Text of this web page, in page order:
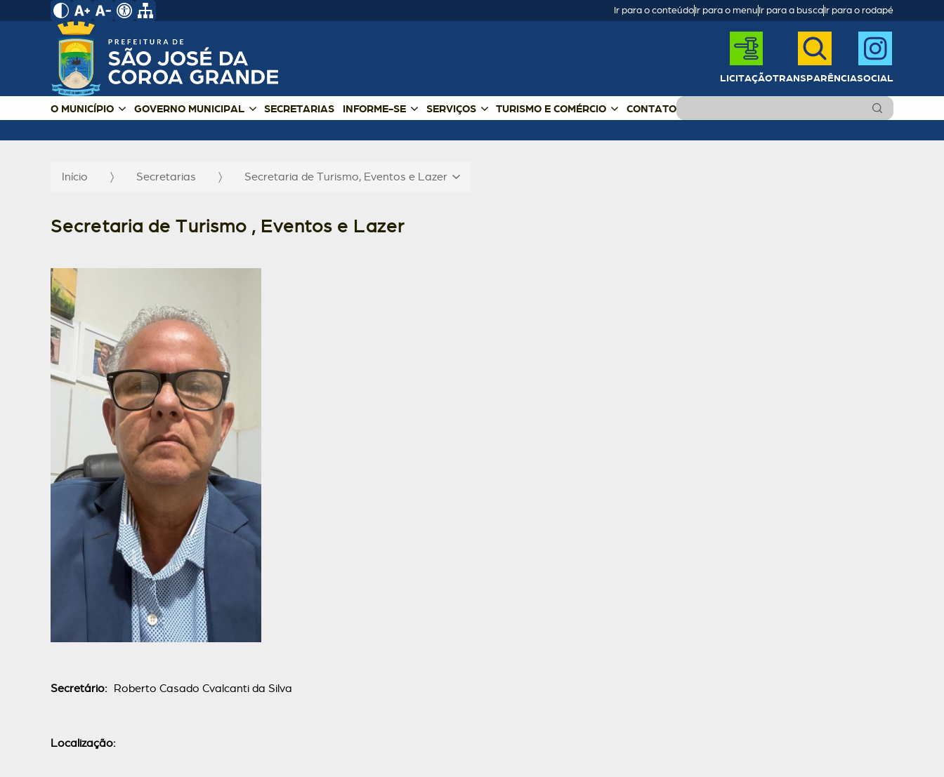
Ir para o conteúdoIr para o menu Ir para a buscaIr para o rodapé
LICITAÇÃOTRANSPARÊNCIASOCIAL
O MUNICÍPIO GOVERNO MUNICIPAL SECRETARIAS INFORME-SE SERVIÇOS TURISMO E COMÉRCIO CONTATO
Início Secretarias Secretaria de Turismo, Eventos e Lazer
Secretaria de Turismo , Eventos e Lazer
Secretário: Roberto Casado Cvalcanti da Silva
Localização: